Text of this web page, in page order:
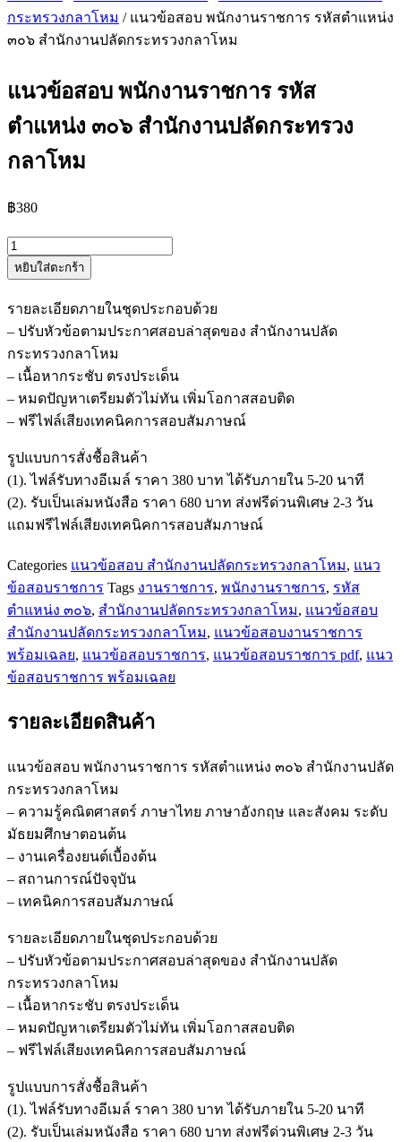
กระทรวงกลาโหม / แนวข้อสอบ พนักงานราชการ รหัสตำแหน่ง
๓๐๖ สำนักงานปลัดกระทรวงกลาโหม
แนวข้อสอบ พนักงานราชการ รหัส
ตำแหน่ง ๓๐๖ สำนักงานปลัดกระทรวง
กลาโหม
฿380
จำนวน
แนว
พนักงาน
ราชการ
รหัส
ตำแหน่ง
๓๐๖
สำนักงาน
ปลัด
กระทรวง
กลาโหม
หยิบใส่ตะกร้า
รายละเอียดภายในชุดประกอบด้วย
– ปรับหัวข้อตามประกาศสอบล่าสุดของ สำนักงานปลัด
กระทรวงกลาโหม
– เนื้อหากระชับ ตรงประเด็น
– หมดปัญหาเตรียมตัวไม่ทัน เพิ่มโอกาสสอบติด
– ฟรีไฟล์เสียงเทคนิคการสอบสัมภาษณ์
รูปแบบการสั่งชื้อสินค้า
(1). ไฟล์รับทางอีเมล์ ราคา 380 บาท ได้รับภายใน 5-20 นาที
(2). รับเป็นเล่มหนังสือ ราคา 680 บาท ส่งฟรีด่วนพิเศษ 2-3 วัน
แถมฟรีไฟล์เสียงเทคนิคการสอบสัมภาษณ์
Categories แนวข้อสอบ สำนักงานปลัดกระทรวงกลาโหม, แนว
ข้อสอบราชการ Tags งานราชการ, พนักงานราชการ, รหัส
ตำแหน่ง ๓๐๖, สำนักงานปลัดกระทรวงกลาโหม, แนวข้อสอบ
สำนักงานปลัดกระทรวงกลาโหม, แนวข้อสอบงานราชการ
พร้อมเฉลย, แนวข้อสอบราชการ, แนวข้อสอบราชการ pdf, แนว
ข้อสอบราชการ พร้อมเฉลย
รายละเอียดสินค้า
แนวข้อสอบ พนักงานราชการ รหัสตำแหน่ง ๓๐๖ สำนักงานปลัด
กระทรวงกลาโหม
– ความรู้คณิตศาสตร์ ภาษาไทย ภาษาอังกฤษ และสังคม ระดับ
มัธยมศึกษาตอนต้น
– งานเครื่องยนต์เบื้องต้น
– สถานการณ์ปัจจุบัน
– เทคนิคการสอบสัมภาษณ์
รายละเอียดภายในชุดประกอบด้วย
– ปรับหัวข้อตามประกาศสอบล่าสุดของ สำนักงานปลัด
กระทรวงกลาโหม
– เนื้อหากระชับ ตรงประเด็น
– หมดปัญหาเตรียมตัวไม่ทัน เพิ่มโอกาสสอบติด
– ฟรีไฟล์เสียงเทคนิคการสอบสัมภาษณ์
รูปแบบการสั่งชื้อสินค้า
(1). ไฟล์รับทางอีเมล์ ราคา 380 บาท ได้รับภายใน 5-20 นาที
(2). รับเป็นเล่มหนังสือ ราคา 680 บาท ส่งฟรีด่วนพิเศษ 2-3 วัน